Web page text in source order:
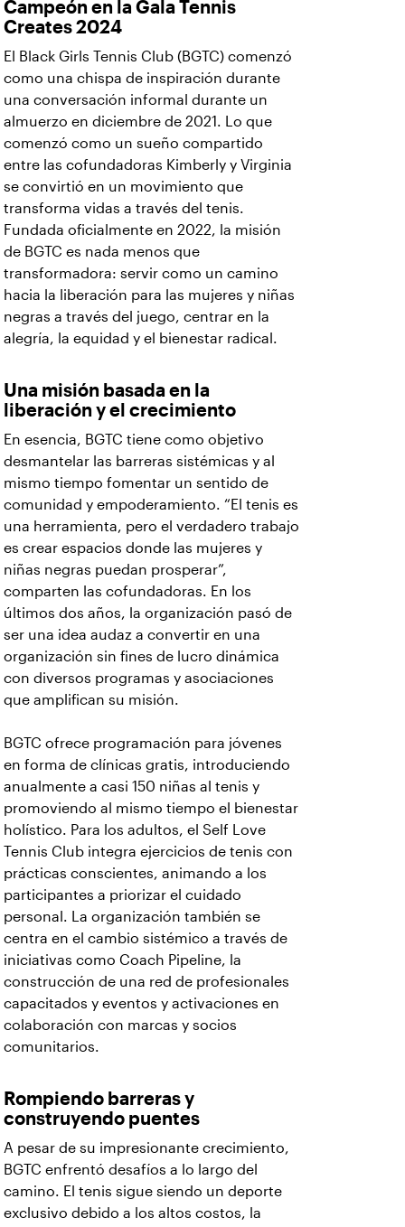
Campeón en la Gala Tennis
Creates 2024
El Black Girls Tennis Club (BGTC) comenzó
como una chispa de inspiración durante
una conversación informal durante un
almuerzo en diciembre de 2021. Lo que
comenzó como un sueño compartido
entre las cofundadoras Kimberly y Virginia
se convirtió en un movimiento que
transforma vidas a través del tenis.
Fundada oficialmente en 2022, la misión
de BGTC es nada menos que
transformadora: servir como un camino
hacia la liberación para las mujeres y niñas
negras a través del juego, centrar en la
alegría, la equidad y el bienestar radical.
Una misión basada en la
liberación y el crecimiento
En esencia, BGTC tiene como objetivo
desmantelar las barreras sistémicas y al
mismo tiempo fomentar un sentido de
comunidad y empoderamiento. “El tenis es
una herramienta, pero el verdadero trabajo
es crear espacios donde las mujeres y
niñas negras puedan prosperar”,
comparten las cofundadoras. En los
últimos dos años, la organización pasó de
ser una idea audaz a convertir en una
organización sin fines de lucro dinámica
con diversos programas y asociaciones
que amplifican su misión.
BGTC ofrece programación para jóvenes
en forma de clínicas gratis, introduciendo
anualmente a casi 150 niñas al tenis y
promoviendo al mismo tiempo el bienestar
holístico. Para los adultos, el Self Love
Tennis Club integra ejercicios de tenis con
prácticas conscientes, animando a los
participantes a priorizar el cuidado
personal. La organización también se
centra en el cambio sistémico a través de
iniciativas como Coach Pipeline, la
construcción de una red de profesionales
capacitados y eventos y activaciones en
colaboración con marcas y socios
comunitarios.
Rompiendo barreras y
construyendo puentes
A pesar de su impresionante crecimiento,
BGTC enfrentó desafíos a lo largo del
camino. El tenis sigue siendo un deporte
exclusivo debido a los altos costos, la